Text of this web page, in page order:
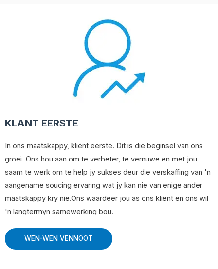
KLANT EERSTE
In ons maatskappy, kliënt eerste. Dit is die beginsel van ons
groei. Ons hou aan om te verbeter, te vernuwe en met jou
saam te werk om te help jy sukses deur die verskaffing van 'n
aangename soucing ervaring wat jy kan nie van enige ander
maatskappy kry nie.Ons waardeer jou as ons kliënt en ons wil
'n langtermyn samewerking bou.
WEN-WEN VENNOOT